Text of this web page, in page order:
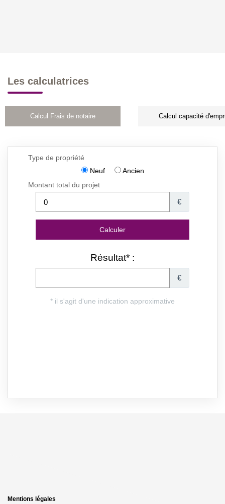
Les calculatrices
Calcul Frais de notaire Calcul capacité
Mentions légales